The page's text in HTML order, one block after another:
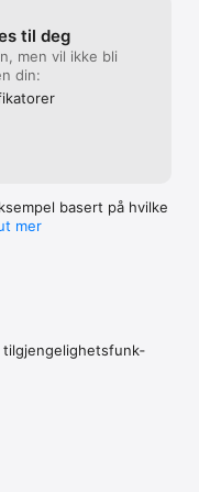
til deg
men vil ikke bli
din:
basert på hvilke
mer
tilgjengelig­hets­funk­